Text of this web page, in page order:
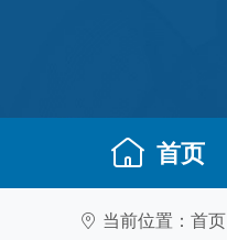
首页
当前位置： 首页